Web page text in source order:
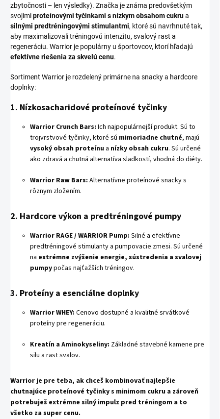
zbytočnosti – len výsledky). Značka je známa predovšetkým
svojimiproteínovými tyčinkami s nízkym obsahom cukrua
silnými predtréningovými stimulantmi, ktoré sú navrhnuté tak,
aby maximalizovali tréningovú intenzitu, svalový rast a
regeneráciu. Warrior je populárny u športovcov, ktorí hľadajú
efektívne riešenia za skvelú cenu.
Sortiment Warrior je rozdelený primárne na snacky a hardcore
doplnky:
1. Nízkosacharidové proteínové tyčinky
Warrior Crunch Bars: Ich najpopulárnejší produkt. Sú to
trojvrstvové tyčinky, ktoré sú mimoriadne chutné, majú
vysoký obsah proteínu a nízky obsah cukru. Sú určené
ako zdravá a chutná alternatíva sladkostí, vhodná do diéty.
Warrior Raw Bars: Alternatívne proteínové snacky s
rôznym zložením.
2. Hardcore výkon a predtréningové pumpy
Warrior RAGE / WARRIOR Pump: Silné a efektívne
predtréningové stimulanty a pumpovacie zmesi. Sú určené
na extrémne zvýšenie energie, sústredenia a svalovej
pumpypočas najťažších tréningov.
3. Proteíny a esenciálne doplnky
Warrior WHEY: Cenovo dostupné a kvalitné srvátkové
proteíny pre regeneráciu.
Kreatín a Aminokyseliny: Základné stavebné kamene pre
silu a rast svalov.
Warrior je pre teba, ak chceš kombinovať najlepšie
chutnajúce proteínové tyčinky s minimom cukru a zároveň
potrebuješ extrémne silný impulz pred tréningom a to
všetko za super cenu.